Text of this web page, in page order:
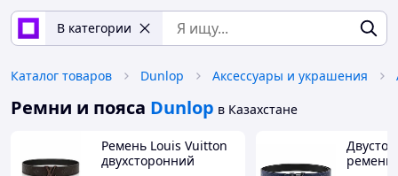
В категории
Каталог товаров Dunlop Аксессуары и украшения
Ремни и пояса Dunlop в Казахстане
Ремень Louis Vuitton
двухсторонний
ремень